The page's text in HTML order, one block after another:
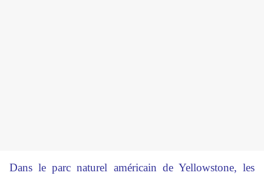
Dans le parc naturel américain de Yellowstone, les